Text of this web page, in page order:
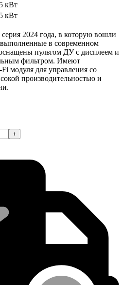
кВт
кВт
2024 года, в которую вошли
в современном
пультом ДУ с дисплеем и
фильтром. Имеют
модуля для управления со
производительностью и
+